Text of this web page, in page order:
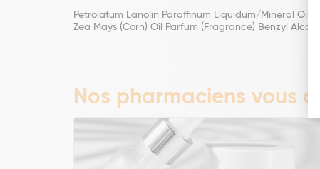
Petrolatum Lanolin Paraffinum Liquidum/Mineral Oil/
Zea Mays (Corn) Oil Parfum (Fragrance) Benzyl
Nos pharmaciens vous